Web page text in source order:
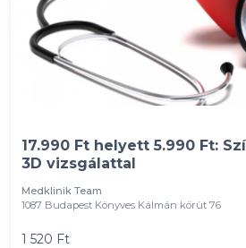
17.990 Ft helyett 5.990 Ft:
3D vizsgálattal
Medklinik Team
1087 Budapest Könyves Kálmán körüt 76
1 520 Ft